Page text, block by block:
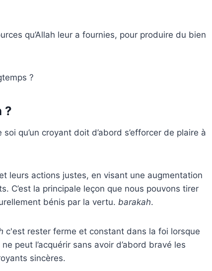
qu’Allah leur a fournies, pour produire du bien
?
?
qu’un croyant doit d’abord s’efforcer de plaire à
leurs actions justes, en visant une augmentation
C’est la principale leçon que nous pouvons tirer
bénis par la vertu. barakah.
c'est rester ferme et constant dans la foi lorsque
ne peut l’acquérir sans avoir d’abord bravé les
sincères.